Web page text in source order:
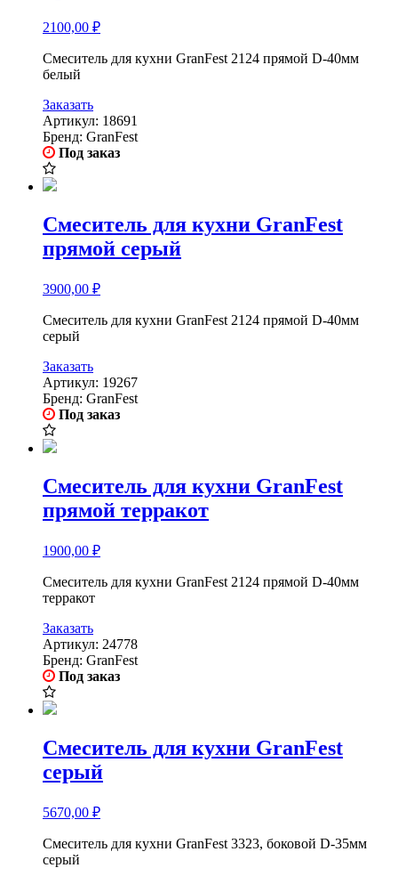
2100,00 ₽
Смеситель для кухни GranFest 2124 прямой D-40мм
белый
Заказать
Артикул: 18691
Бренд: GranFest
Под заказ
Смеситель для кухни GranFest
прямой серый
3900,00 ₽
Смеситель для кухни GranFest 2124 прямой D-40мм
серый
Заказать
Артикул: 19267
Бренд: GranFest
Под заказ
Смеситель для кухни GranFest
прямой терракот
1900,00 ₽
Смеситель для кухни GranFest 2124 прямой D-40мм
терракот
Заказать
Артикул: 24778
Бренд: GranFest
Под заказ
Смеситель для кухни GranFest
серый
5670,00 ₽
Смеситель для кухни GranFest 3323, боковой D-35мм
серый